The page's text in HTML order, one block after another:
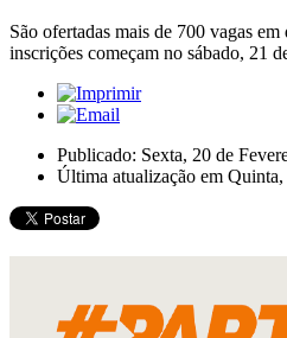
São ofertadas mais de 700 vagas
inscrições começam no sábado, 21
Publicado: Sexta, 20 de
Última atualização em